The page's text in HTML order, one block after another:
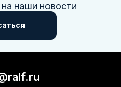
наши новости